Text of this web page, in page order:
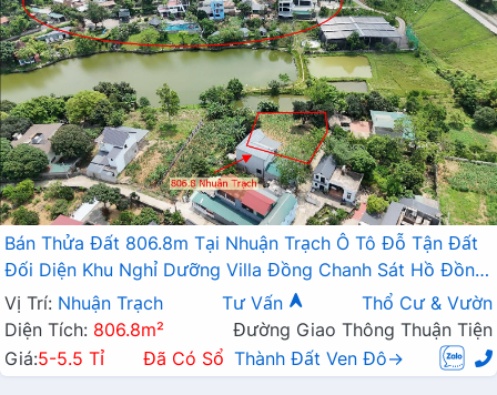
Bán Thửa Đất 806.8m Tại Nhuận Trạch Ô Tô Đỗ Tận Đất
Đối Diện Khu Nghỉ Dưỡng Villa Đồng Chanh Sát Hồ Đồng
Chanh
Vị Trí: Nhuận Trạch Tư Vấn
Thổ Cư & Vườn
Diện Tích: 806.8m²
Đường Giao Thông Thuận Tiện
Giá:5-5.5 Tỉ Đã Có Sổ Thành Đất Ven Đô→